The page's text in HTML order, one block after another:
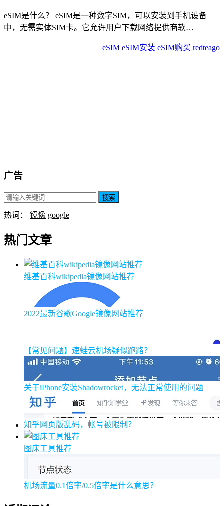
eSIM是什么？ eSIM是一种数字SIM，可以安装到手机设备
中，无需实体SIM卡。它允许用户下载网络提供商软…
eSIM eSIM安装 eSIM购买 redteago
广告
搜索
热词： 镜像 google
热门文章
维基百科wikipedia镜像网站推荐
2022最新谷歌Google镜像网站推荐
【常见问题】速蛙云机场疑似跑路？
关于iPhone安装Shadowrocket，无法正常使用的问题
知乎网页版乱码，帐号被限制？
图床工具推荐
机场流量0.1倍率/0.5倍率是什么意思？